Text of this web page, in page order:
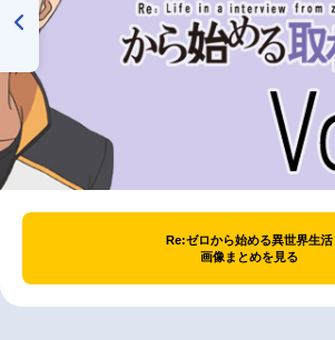
Re:ゼロから始める異世界生活
画像まとめを見る